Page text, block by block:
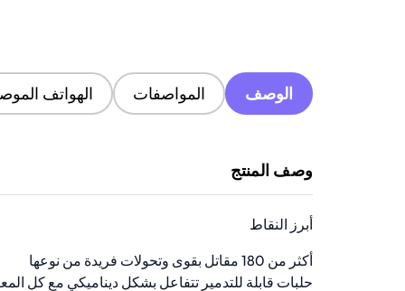
الوصف المواصفات الهواتف
وصف المنتج
أبرز النقاط
أكثر من 180 مقاتل بقوى وتحولات فريدة من نوعها
حلبات قابلة للتدمير تتفاعل بشكل ديناميكي مع كل